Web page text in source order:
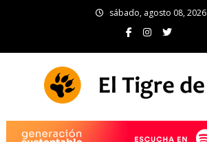
sábado, agosto 08, 2026